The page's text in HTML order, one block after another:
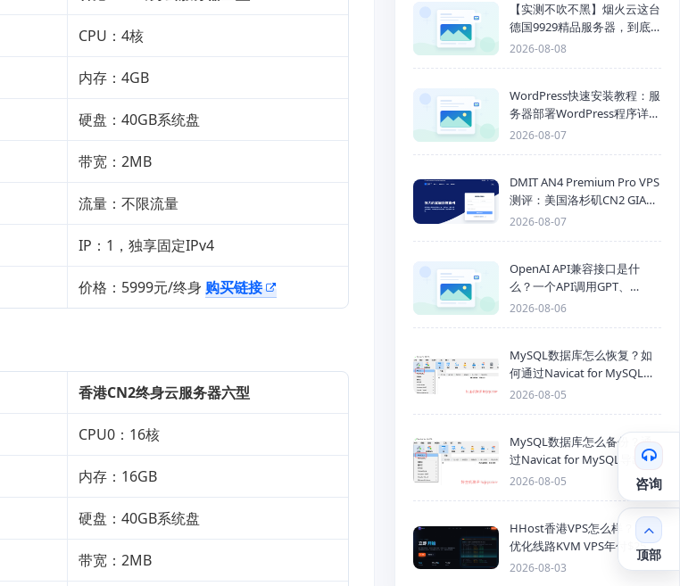
CPU：4核
内存：4GB
硬盘：40GB系统盘
带宽：2MB
流量：不限流量
IP：1，独享固定IPv4
价格：5999元/终身 购买链接
香港CN2终身云服务器六型
CPU0：16核
内存：16GB
硬盘：40GB系统盘
带宽：2MB
【实测不吹不黑】烟火云这台
德国9929精品服务器，到底
能不能打？
2026-08-08
WordPress快速安装教程：服
务器部署WordPress程序详细
步骤
2026-08-07
DMIT AN4 Premium Pro VPS
测评：美国洛杉矶CN2 GIA三
网优化线路性能测试
2026-08-07
OpenAI API兼容接口是什
么？一个API调用GPT、
Claude、Gemini、DeepSeek
2026-08-06
MySQL数据库怎么恢复？如
何通过Navicat for MySQL导
入SQL备份文件
2026-08-05
MySQL数据库怎么备份？通
过Navicat for MySQL导出
Mysql数据库为SQL格式备份
2026-08-05
HHost香港VPS怎么样？CMI
优化线路KVM VPS年付$25
起，4GB内存优惠套餐
2026-08-03
咨询
顶部